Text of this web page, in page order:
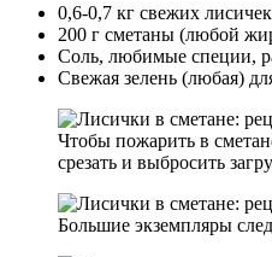
0,6-0,7 кг свежих
200 г сметаны (любой
Соль, любимые специи,
Свежая зелень (любая)
Чтобы пожарить в
срезать и выбросить
Большие экземпляры